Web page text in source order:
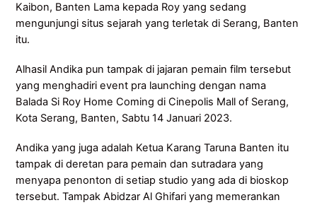
Kaibon, Banten Lama kepada Roy yang sedang
mengunjungi situs sejarah yang terletak di Serang, Banten
itu.
Alhasil Andika pun tampak di jajaran pemain film tersebut
yang menghadiri event pra launching dengan nama
Balada Si Roy Home Coming di Cinepolis Mall of Serang,
Kota Serang, Banten, Sabtu 14 Januari 2023.
Andika yang juga adalah Ketua Karang Taruna Banten itu
tampak di deretan para pemain dan sutradara yang
menyapa penonton di setiap studio yang ada di bioskop
tersebut. Tampak Abidzar Al Ghifari yang memerankan